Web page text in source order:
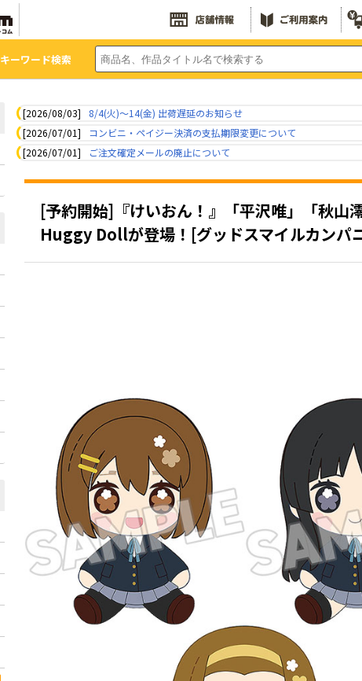
キーワード検索
[2026/08/03]
8/4(火)～14(金) 出荷遅延のお知らせ
[2026/07/01]
コンビニ・ペイジー決済の支払期限変更について
[2026/07/01]
ご注文確定メールの廃止について
[予約開始]『けいおん！』「平沢唯」「秋山
Huggy Dollが登場！[グッドスマイルカンパ